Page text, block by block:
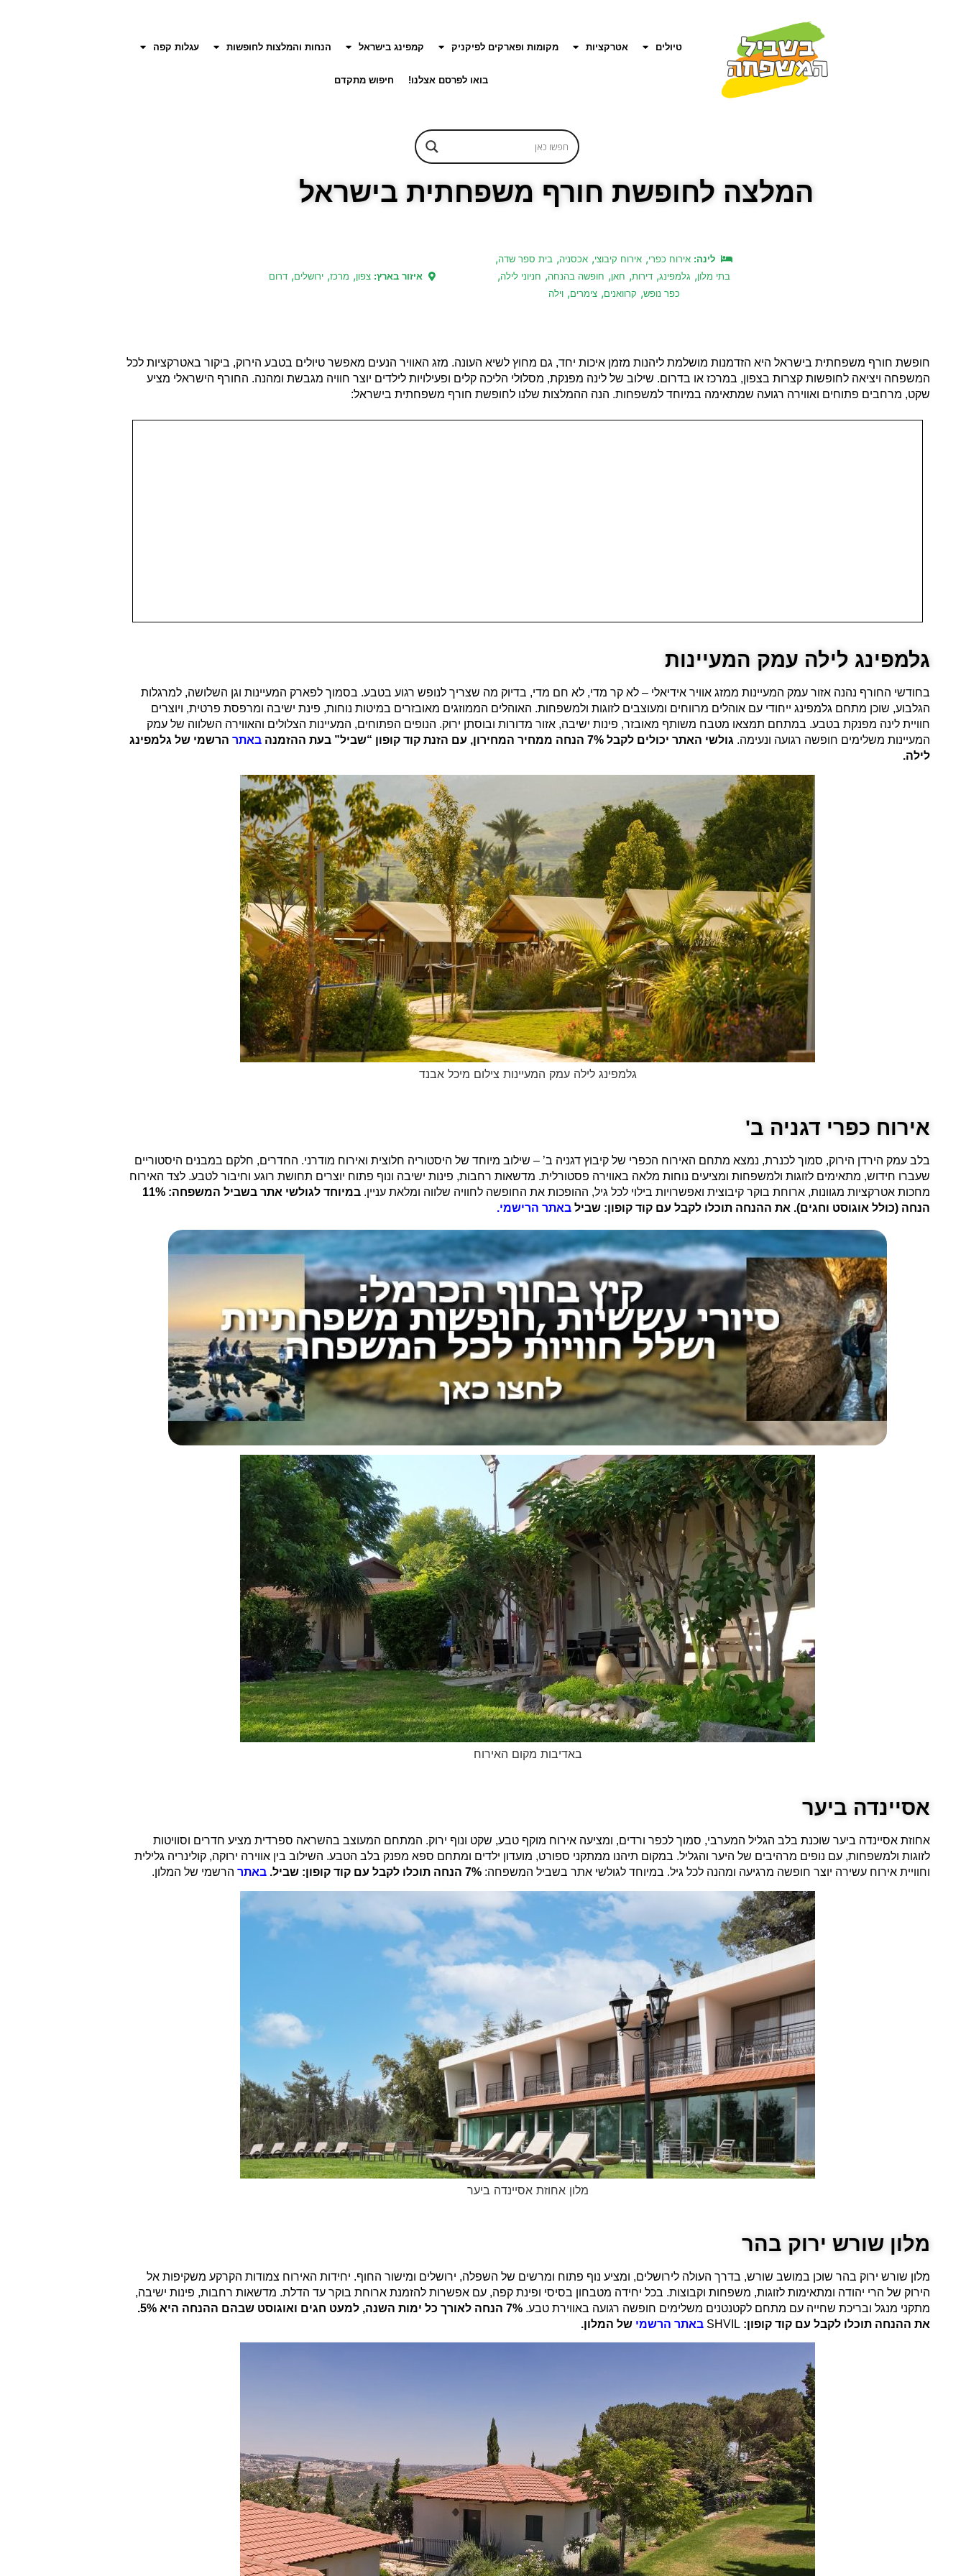
טיולים אטרקציות מקומות ופארקים לפיקניק קמפינג בישראל הנחות והמלצות לחופשות עגלות קפה
בואו לפרסם אצלנו! חיפוש מתקדם
המלצה לחופשת חורף משפחתית בישראל
לינה: אירוח כפרי, אירוח קיבוצי, אכסניה, בית ספר שדה,
בתי מלון, גלמפינג, דירות, חאן, חופשה בהנחה, חניוני לילה,
כפר נופש, קרוואנים, צימרים, וילה
איזור בארץ:צפון, מרכז, ירושלים, דרום
חופשת חורף משפחתית בישראל היא הזדמנות מושלמת ליהנות מזמן איכות יחד, גם מחוץ לשיא העונה. מזג האוויר הנעים מאפשר טיולים בטבע הירוק, ביקור באטרקציות לכל
המשפחה ויציאה לחופשות קצרות בצפון, במרכז או בדרום. שילוב של לינה מפנקת, מסלולי הליכה קלים ופעילויות לילדים יוצר חוויה מגבשת ומהנה. החורף הישראלי מציע
שקט, מרחבים פתוחים ואווירה רגועה שמתאימה במיוחד למשפחות. הנה ההמלצות שלנו לחופשת חורף משפחתית בישראל:
גלמפינג לילה עמק המעיינות
בחודשי החורף נהנה אזור עמק המעיינות ממזג אוויר אידיאלי – לא קר מדי, לא חם מדי, בדיוק מה שצריך לנופש רגוע בטבע. בסמוך לפארק המעיינות וגן השלושה, למרגלות
הגלבוע, שוכן מתחם גלמפינג ייחודי עם אוהלים מרווחים ומעוצבים לזוגות ולמשפחות. האוהלים הממוזגים מאובזרים במיטות נוחות, פינת ישיבה ומרפסת פרטית, ויוצרים
חוויית לינה מפנקת בטבע. במתחם תמצאו מטבח משותף מאובזר, פינות ישיבה, אזור מדורות ובוסתן ירוק. הנופים הפתוחים, המעיינות הצלולים והאווירה השלווה של עמק
המעיינות משלימים חופשה רגועה ונעימה. גולשי האתר יכולים לקבל 7% הנחה ממחיר המחירון, עם הזנת קוד קופון “שביל” בעת ההזמנה באתר הרשמי של גלמפינג
לילה.
גלמפינג לילה עמק המעיינות צילום מיכל אבנד
אירוח כפרי דגניה ב'
בלב עמק הירדן הירוק, סמוך לכנרת, נמצא מתחם האירוח הכפרי של קיבוץ דגניה ב’ – שילוב מיוחד של היסטוריה חלוצית ואירוח מודרני. החדרים, חלקם במבנים היסטוריים
שעברו חידוש, מתאימים לזוגות ולמשפחות ומציעים נוחות מלאה באווירה פסטורלית. מדשאות רחבות, פינות ישיבה ונוף פתוח יוצרים תחושת רוגע וחיבור לטבע. לצד האירוח
מחכות אטרקציות מגוונות, ארוחת בוקר קיבוצית ואפשרויות בילוי לכל גיל, ההופכות את החופשה לחוויה שלווה ומלאת עניין.
במיוחד לגולשי אתר בשביל המשפחה: 11%
הנחה (כולל אוגוסט וחגים). את ההנחה תוכלו לקבל עם קוד קופון: שביל באתר הרישמי.
באדיבות מקום האירוח
אסיינדה ביער
אחוזת אסיינדה ביער שוכנת בלב הגליל המערבי, סמוך לכפר ורדים, ומציעה אירוח מוקף טבע, שקט ונוף ירוק. המתחם המעוצב בהשראה ספרדית מציע חדרים וסוויטות
לזוגות ולמשפחות, עם נופים מרהיבים של היער והגליל. במקום תיהנו ממתקני ספורט, מועדון ילדים ומתחם ספא מפנק בלב הטבע. השילוב בין אווירה ירוקה, קולינריה גלילית
וחוויית אירוח עשירה יוצר חופשה מרגיעה ומהנה לכל גיל. במיוחד לגולשי אתר בשביל המשפחה:
תוכלו לקבל עם קוד קופון: שביל. באתר הרשמי של המלון.
מלון אחוזת אסיינדה ביער
מלון שורש ירוק בהר
מלון שורש ירוק בהר שוכן במושב שורש, בדרך העולה לירושלים, ומציע נוף פתוח ומרשים של השפלה, ירושלים ומישור החוף. יחידות האירוח צמודות הקרקע משקיפות אל
הירוק של הרי יהודה ומתאימות לזוגות, משפחות וקבוצות. בכל יחידה מטבחון בסיסי ופינת קפה, עם אפשרות להזמנת ארוחת בוקר עד הדלת. מדשאות רחבות, פינות ישיבה,
מתקני מנגל ובריכת שחייה עם מתחם לקטנטנים משלימים חופשה רגועה באווירת טבע.
7% הנחה לאורך כל ימות השנה, למעט חגים ואוגוסט שבהם ההנחה היא 5%.
את ההנחה תוכלו לקבל עם קוד קופון:
באתר הרשמי של המלון.